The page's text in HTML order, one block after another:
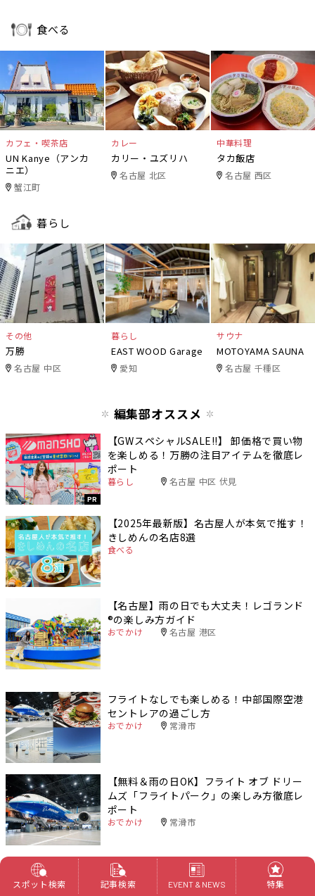
食べる
カフェ・喫茶店
UN Kanye（アンカ
ニエ）
蟹江町
カレー
カリー・ユズリハ
名古屋 北区
中華料理
タカ飯店
名古屋 西区
暮らし
その他
万勝
名古屋 中区
暮らし
EAST WOOD Garage
愛知
サウナ
MOTOYAMA SAUNA
名古屋 千種区
編集部オススメ
PR
【GWスペシャルSALE‼︎】 卸価格で買い物
を楽しめる！万勝の注目アイテムを徹底レ
ポート
暮らし 名古屋 中区 伏見
【2025年最新版】名古屋人が本気で推す！
きしめんの名店8選
食べる
【名古屋】雨の日でも大丈夫！レゴランド
®️の楽しみ方ガイド
おでかけ 名古屋 港区
フライトなしでも楽しめる！中部国際空港
セントレアの過ごし方
おでかけ 常滑市
【無料＆雨の日OK】フライト オブ ドリー
ムズ「フライトパーク」の楽しみ方徹底レ
ポート
おでかけ 常滑市
チケットなしでも楽しめる！ジブリパーク
の無料エリアまとめ
おでかけ 長久手市
スポット検索 記事検索 EVENT & NEWS 特集